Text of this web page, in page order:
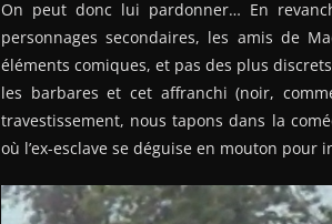
On peut donc lui pardonner… En
personnages secondaires, les amis de
éléments comiques, et pas des plus
les barbares et cet affranchi (noir,
travestissement, nous tapons dans la
où l’ex-esclave se déguise en mouton